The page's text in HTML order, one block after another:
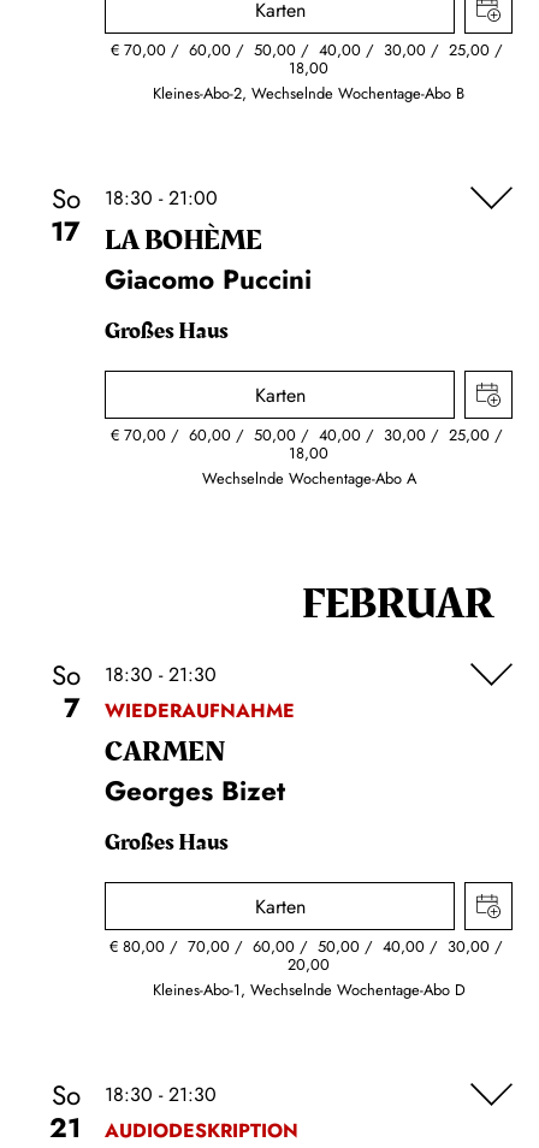
Karten
€ 70,00 60,00 50,00 40,00 30,00 25,00
18,00
Kleines-Abo-2, Wechselnde Wochentage-Abo B
So
17
18:30 - 21:00
LA BOHÈME
Giacomo Puccini
Großes Haus
Karten
€ 70,00 60,00 50,00 40,00 30,00 25,00
18,00
Wechselnde Wochentage-Abo A
FEBRUAR
So
7
18:30 - 21:30
WIEDERAUFNAHME
CARMEN
Georges Bizet
Großes Haus
Karten
€80,00 70,00 60,00 50,00 40,00 30,00
20,00
Kleines-Abo-1, Wechselnde Wochentage-Abo D
So
21
18:30 - 21:30
AUDIODESKRIPTION